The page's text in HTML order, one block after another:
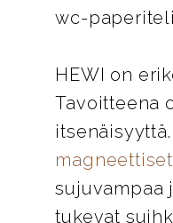
wc-
HEWI on
Tavoitteena
sujuvampaa
tukevat